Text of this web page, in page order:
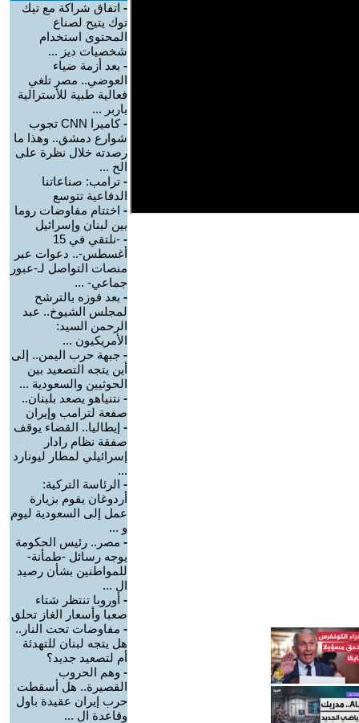
- اتفاق شراكة مع تيك
توك يتيح لصناع
المحتوى استخدام
شخصيات ديز ...
- بعد أزمة ضياء
العوضي.. مصر تلغي
فعالية طبية للأسترالية
باربر ...
-
كاميرا CNN تجوب
شوارع دمشق.. وهذا ما
رصدته خلال نظرة على
الح ...
- ترامب: صناعاتنا
الدفاعية تتوسع
- اختتام مفاوضات روما
بين لبنان وإسرائيل
-
-نلتقي في 15
أغسطس-.. دعوات عبر
منصات التواصل لـ-عبور
جماعي- ...
- بعد فوزه بالترشح
لمجلس الشيوخ.. عبد
الرحمن السيد:
الأمريكيون ...
- جبهة حرب اليمن.. إلى
أين يتجه التصعيد بين
الحوثيين والسعودية ...
- نتنياهو يصعد بلبنان..
صفعة لترامب وإيران
- إيطاليا.. القضاء يوقف
صفقة نظام رادار
إسرائيلي لمطار ليونارد
...
- الرئاسة التركية:
أردوغان يقوم بزيارة
عمل إلى السعودية ليوم
و ...
- مصر.. رئيس الحكومة
يوجه رسائل -طمأنة-
للمواطنين بشأن رصيد
ال ...
- أوروبا تنتظر شتاء
صعبا وأسعار الغاز تحلق
- مفاوضات تحت النار..
هل يتجه لبنان للتهدئة
أم لتصعيد جديد؟
- وهم الحروب
القصيرة.. هل أسقطت
حرب إيران عقيدة باول
وقاعدة ال ...